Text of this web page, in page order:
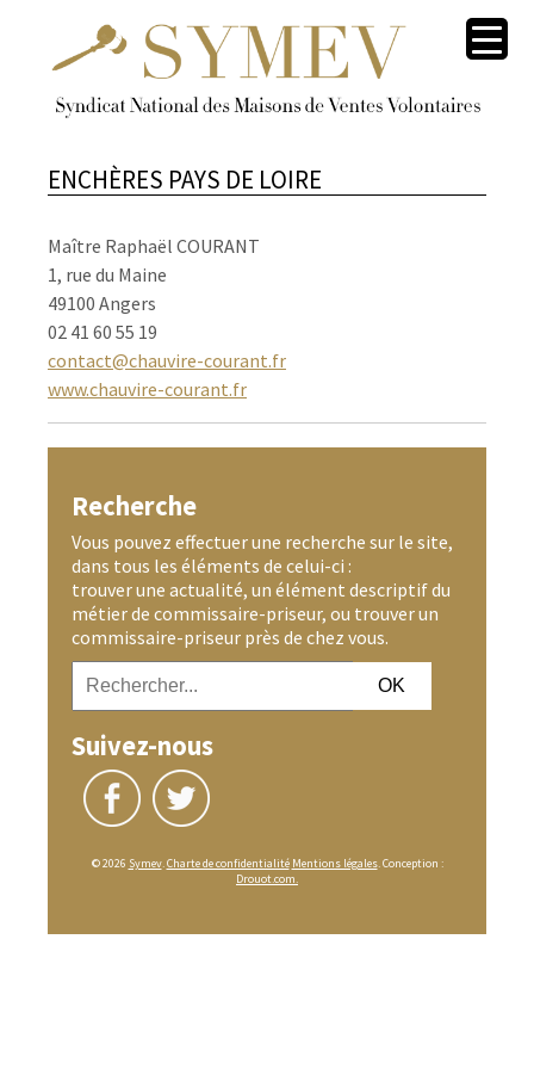
ENCHÈRES PAYS DE LOIRE
Maître Raphaël COURANT
1, rue du Maine
49100 Angers
02 41 60 55 19
contact@chauvire-courant.fr
www.chauvire-courant.fr
Recherche
Vous pouvez effectuer une recherche sur le site,
dans tous les éléments de celui-ci :
trouver une actualité, un élément descriptif du
métier de commissaire-priseur, ou trouver un
commissaire-priseur près de chez vous.
Suivez-nous
© 2026 Symev.Charte de confidentialité Mentions légales. Conception :
Drouot.com.